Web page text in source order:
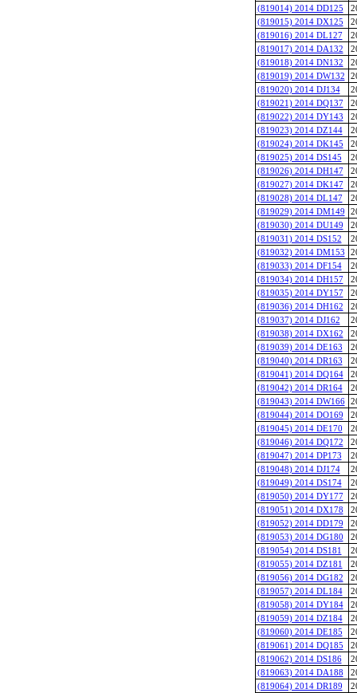
(819014) 2014 DD125
(819015) 2014 DX125
(819016) 2014 DL127
(819017) 2014 DA132
(819018) 2014 DN132
(819019) 2014 DW132
(819020) 2014 DJ134
(819021) 2014 DQ137
(819022) 2014 DY143
(819023) 2014 DZ144
(819024) 2014 DK145
(819025) 2014 DS145
(819026) 2014 DH147
(819027) 2014 DK147
(819028) 2014 DL147
(819029) 2014 DM149
(819030) 2014 DU149
(819031) 2014 DS152
(819032) 2014 DM153
(819033) 2014 DF154
(819034) 2014 DH157
(819035) 2014 DY157
(819036) 2014 DH162
(819037) 2014 DJ162
(819038) 2014 DX162
(819039) 2014 DE163
(819040) 2014 DR163
(819041) 2014 DQ164
(819042) 2014 DR164
(819043) 2014 DW166
(819044) 2014 DO169
(819045) 2014 DE170
(819046) 2014 DQ172
(819047) 2014 DP173
(819048) 2014 DJ174
(819049) 2014 DS174
(819050) 2014 DY177
(819051) 2014 DX178
(819052) 2014 DD179
(819053) 2014 DG180
(819054) 2014 DS181
(819055) 2014 DZ181
(819056) 2014 DG182
(819057) 2014 DL184
(819058) 2014 DY184
(819059) 2014 DZ184
(819060) 2014 DE185
(819061) 2014 DQ185
(819062) 2014 DS186
(819063) 2014 DA188
(819064) 2014 DR189